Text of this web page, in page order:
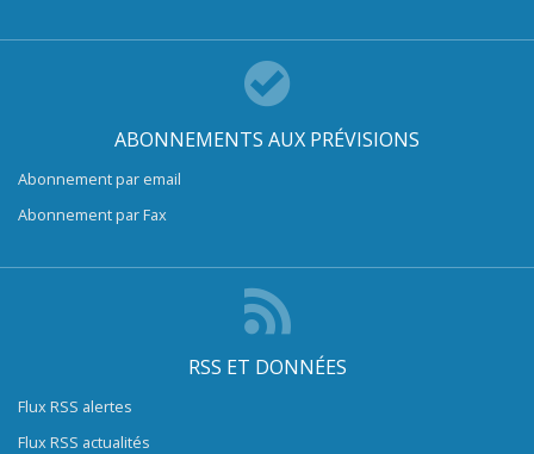
ABONNEMENTS AUX PRÉVISIONS
Abonnement par email
Abonnement par Fax
RSS ET DONNÉES
Flux RSS alertes
Flux RSS actualités